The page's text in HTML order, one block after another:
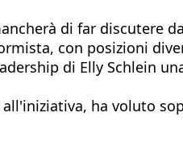
di far discutere
con posizioni
di Elly Schlein
ha voluto